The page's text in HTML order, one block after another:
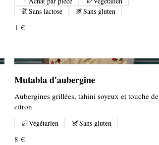
1 €
Sans lactose
Sans gluten
Mutabla d'aubergine
Aubergines grillées, tahini soyeux et touche de
citron
8 €
Végétarien Sans gluten